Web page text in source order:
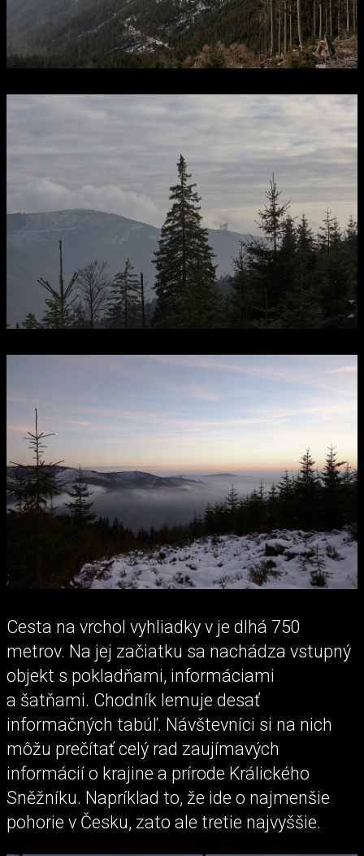
Cesta na vrchol vyhliadky v je dlhá 750
metrov. Na jej začiatku sa nachádza vstupný
objekt s pokladňami, informáciami
a šatňami. Chodník lemuje desať
informačných tabúľ. Návštevníci si na nich
môžu prečítať celý rad zaujímavých
informácií o krajine a prírode Králického
Sněžníku. Napríklad to, že ide o najmenšie
pohorie v Česku, zato ale tretie najvyššie.